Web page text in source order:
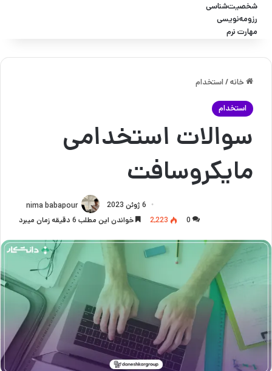
شخصیت‌شناسی
رزومه‌نویسی
مهارت نرم
خانه/ استخدام
استخدام
سوالات استخدامی
مایکروسافت
nima babapour
6 ژوئن 2023
0
2,223 خواندن این مطلب 6 دقیقه زمان میبرد